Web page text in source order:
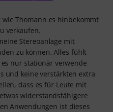
Thomann es hinbekommt
verkaufen.
Stereoanlage mit
zu können. Alles fühlt
nur stationär verwende
und keine verstärkten extra
dass es für Leute mit
widerstandsfähigere
Anwendungen ist dieses